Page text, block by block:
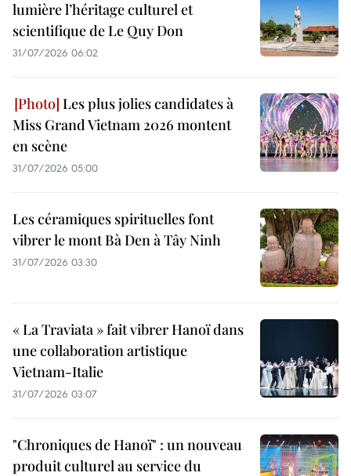
lumière l’héritage culturel et
scientifique de Le Quy Don
31/07/2026 06:02
Les plus jolies candidates à
Miss Grand Vietnam 2026 montent
en scène
31/07/2026 05:00
Les céramiques spirituelles font
vibrer le mont Bà Den à Tây Ninh
31/07/2026 03:30
« La Traviata » fait vibrer Hanoï dans
une collaboration artistique
Vietnam-Italie
31/07/2026 03:07
"Chroniques de Hanoï" : un nouveau
produit culturel au service du